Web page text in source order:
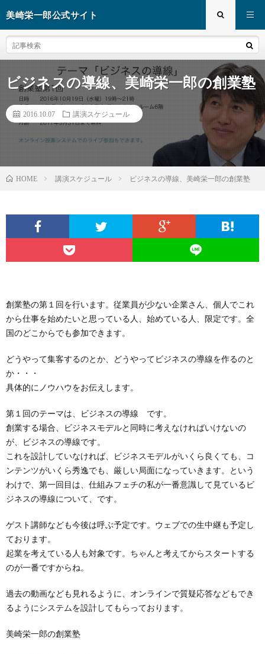
美崎栄一郎公式サイト
ビジネスの導線、美崎栄一郎の創業塾
2016.10.07 講演スケジュール
HOME 講演スケジュール ビジネスの導線、美崎栄一郎の創業塾
創業塾の第１回を行います。従業員が少ない企業さん、個人でこれ
から仕事を始めたいと思っている人、始めている人、限定です。全
国のどこからでも参加できます。
どうやって集客するのとか、どうやってビジネスの導線を作るのと
か・・・
具体的にノウハウをお伝えします。
第１回のテーマは、ビジネスの導線 です。
創業する場合、ビジネスモデルと同時に考えなければいけないの
が、ビジネスの導線です。
これを設計していなければ、ビジネスモデルがいくら良くても、コ
ンテンツがいくら秀逸でも、厳しい局面になっていきます。という
わけで、第一回目は、仕組みフェチの私が一番意識して見ているビ
ジネスの導線について、です。
ゲスト講師なども今後は呼ぶ予定です。ウェブでの生中継も予定し
ております。
起業を考えている人も対象です。ちゃんと考えてからスタートする
のが一番ですからね。
過去の動画なども見れるように、オンラインで質疑応答などもでき
るようにシステムを設計してもらっております。
美崎栄一郎の創業塾